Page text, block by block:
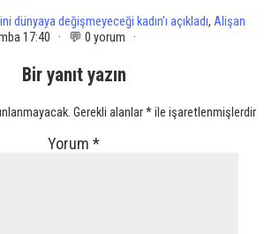
dünyaya değişmeyeceği kadın’ı açıkladı, Alişan
17:40 · 💬 0 yorum ·
Bir yanıt yazın
Gerekli alanlar*ile işaretlenmişlerdir
Yorum*